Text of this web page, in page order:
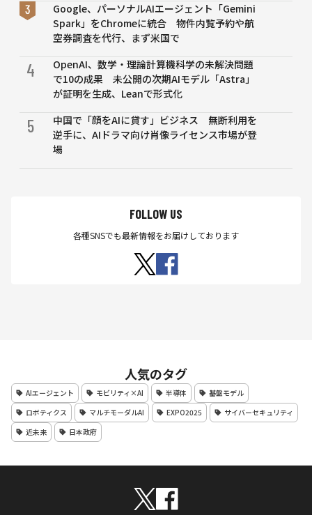
Google、パーソナルAIエージェント「Gemini
Spark」をChromeに統合 物件内覧予約や航
空券調査を代行、まず米国で
4
OpenAI、数学・理論計算機科学の未解決問題
で10の成果 未公開の次期AIモデル「Astra」
が証明を生成、Leanで形式化
5
中国で「顔をAIに貸す」ビジネス 無断利用を
逆手に、AIドラマ向け肖像ライセンス市場が登
場
FOLLOW US
各種SNSでも最新情報をお届けしております
人気のタグ
AIエージェント モビリティ×AI 半導体
基盤モデル
ロボティクス
マルチモーダルAI EXPO2025
サイバーセキュリティ
近未来
日本政府